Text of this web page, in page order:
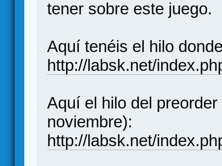
tener sobre este juego.
Aquí tenéis el hilo
http://labsk.net/
Aquí el hilo del
noviembre):
http://labsk.net/